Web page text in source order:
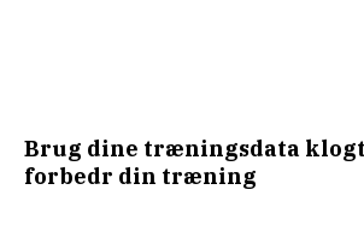
Brug dine træningsdata klogt
forbedr din træning